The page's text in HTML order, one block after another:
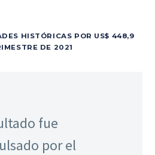
HISTÓRICAS POR US$ 448,9
DE 2021
fue
por el